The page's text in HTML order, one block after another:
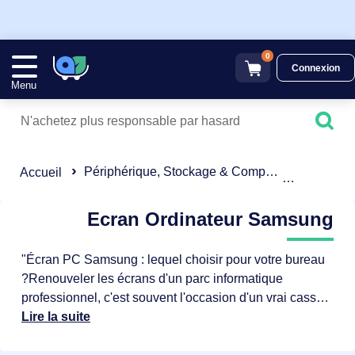
Menu
0
Connexion
Accueil Périphérique, Stockage & Composant
Ecran Ordinateur Samsung
"Écran PC Samsung : lequel choisir pour votre bureau
?Renouveler les écrans d'un parc informatique
professionnel, c'est souvent l'occasion d'un vrai casse-
tête : faut-il privilégier la qualité d'affichage, la sobriété
Lire la suite